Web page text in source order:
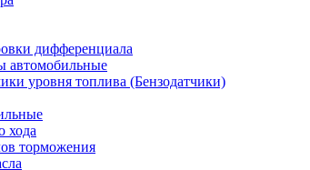
дифференциала
автомобильные
уровня топлива (Бензодатчики)
хода
торможения